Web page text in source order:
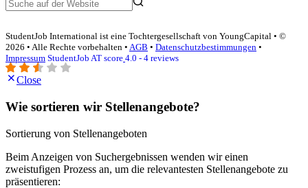
StudentJob International ist eine Tochtergesellschaft von YoungCapital • ©
2026 • Alle Rechte vorbehalten • AGB • Datenschutzbestimmungen •
Impressum StudentJob AT score 4.0 - 4 reviews
Close
Wie sortieren wir Stellenangebote?
Sortierung von Stellenangeboten
Beim Anzeigen von Suchergebnissen wenden wir einen
zweistufigen Prozess an, um die relevantesten Stellenangebote zu
präsentieren: